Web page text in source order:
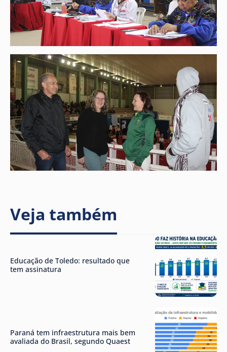
Veja também
Educação de Toledo: resultado que
tem assinatura
Paraná tem infraestrutura mais bem
avaliada do Brasil, segundo Quaest